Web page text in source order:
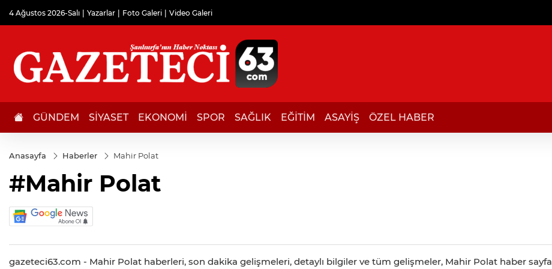
4 Ağustos 2026-Salı Yazarlar Foto Galeri Video Galeri
GÜNDEM SİYASET EKONOMİ SPOR SAĞLIK EĞİTİM ASAYİŞ ÖZEL HABER
Anasayfa Haberler Mahir Polat
#Mahir Polat
gazeteci63.com - Mahir Polat haberleri, son dakika gelişmeleri, detaylı bilgiler ve tüm gelişmeler, Mahir Polat haber